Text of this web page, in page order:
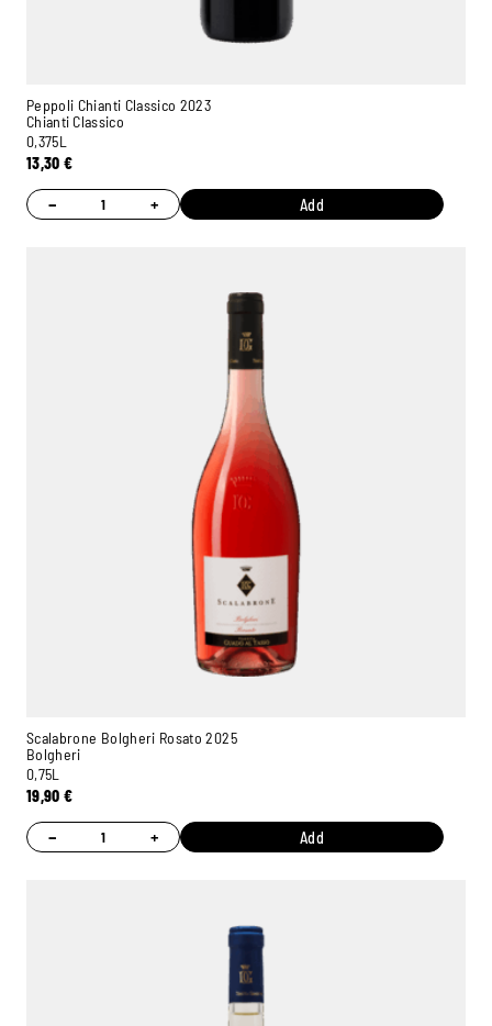
Peppoli Chianti Classico 2023
Chianti Classico
0,375L
13,30€
− + Add
Scalabrone Bolgheri Rosato 2025
Bolgheri
0,75L
19,90€
− + Add